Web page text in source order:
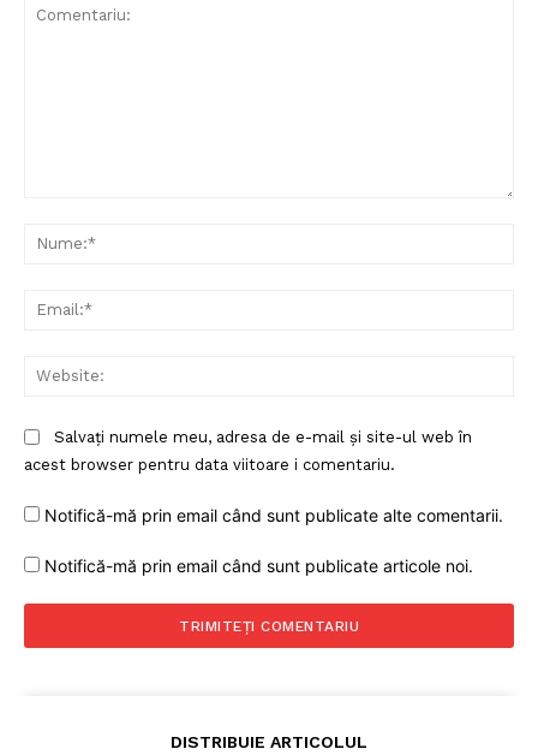
Salvați numele meu, adresa de e-mail și site-ul web în
acest browser pentru data viitoare i comentariu.
Notifică-mă prin email când sunt publicate alte comentarii.
Notifică-mă prin email când sunt publicate articole noi.
DISTRIBUIE ARTICOLUL